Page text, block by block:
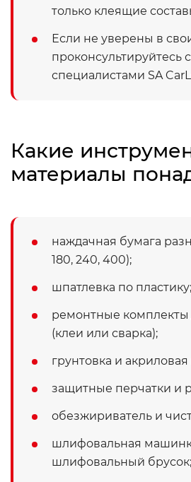
только клеящие
Если не уверены в
проконсультируйтесь
специалистами SA
Какие
материалы
наждачная бумага
180, 240, 400);
шпатлевка по пластику;
ремонтные комплекты
(клеи или сварка);
грунтовка и акриловая
защитные перчатки и
обезжириватель и
шлифовальная
шлифовальный брусок;